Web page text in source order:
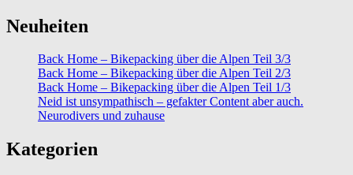
Neuheiten
Back Home – Bikepacking über die Alpen Teil 3/3
Back Home – Bikepacking über die Alpen Teil 2/3
Back Home – Bikepacking über die Alpen Teil 1/3
Neid ist unsympathisch – gefakter Content aber auch.
Neurodivers und zuhause
Kategorien